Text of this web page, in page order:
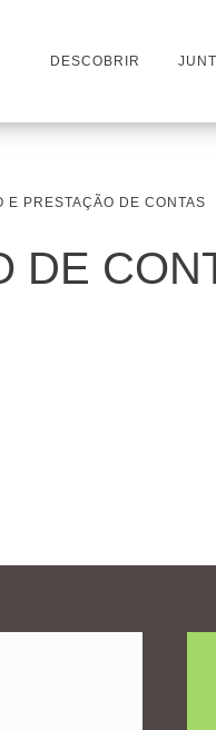
DESCOBRIR
E PRESTAÇÃO DE CONTAS
DE